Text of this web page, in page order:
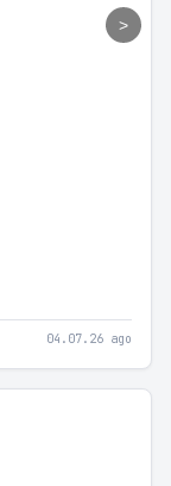
>
04.07.26 ago